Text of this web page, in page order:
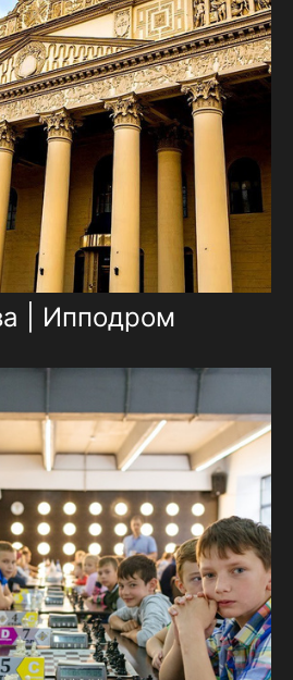
| Ипподром